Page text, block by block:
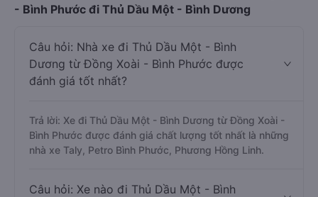
- Bình Phước đi Thủ Dầu Một - Bình Dương
Câu hỏi: Nhà xe đi Thủ Dầu Một - Bình
Dương từ Đồng Xoài - Bình Phước được
đánh giá tốt nhất?
Trả lời: Xe đi Thủ Dầu Một - Bình Dương từ Đồng Xoài -
Bình Phước được đánh giá chất lượng tốt nhất là những
nhà xe Taly, Petro Bình Phước, Phương Hồng Linh.
Câu hỏi: Xe nào đi Thủ Dầu Một - Bình